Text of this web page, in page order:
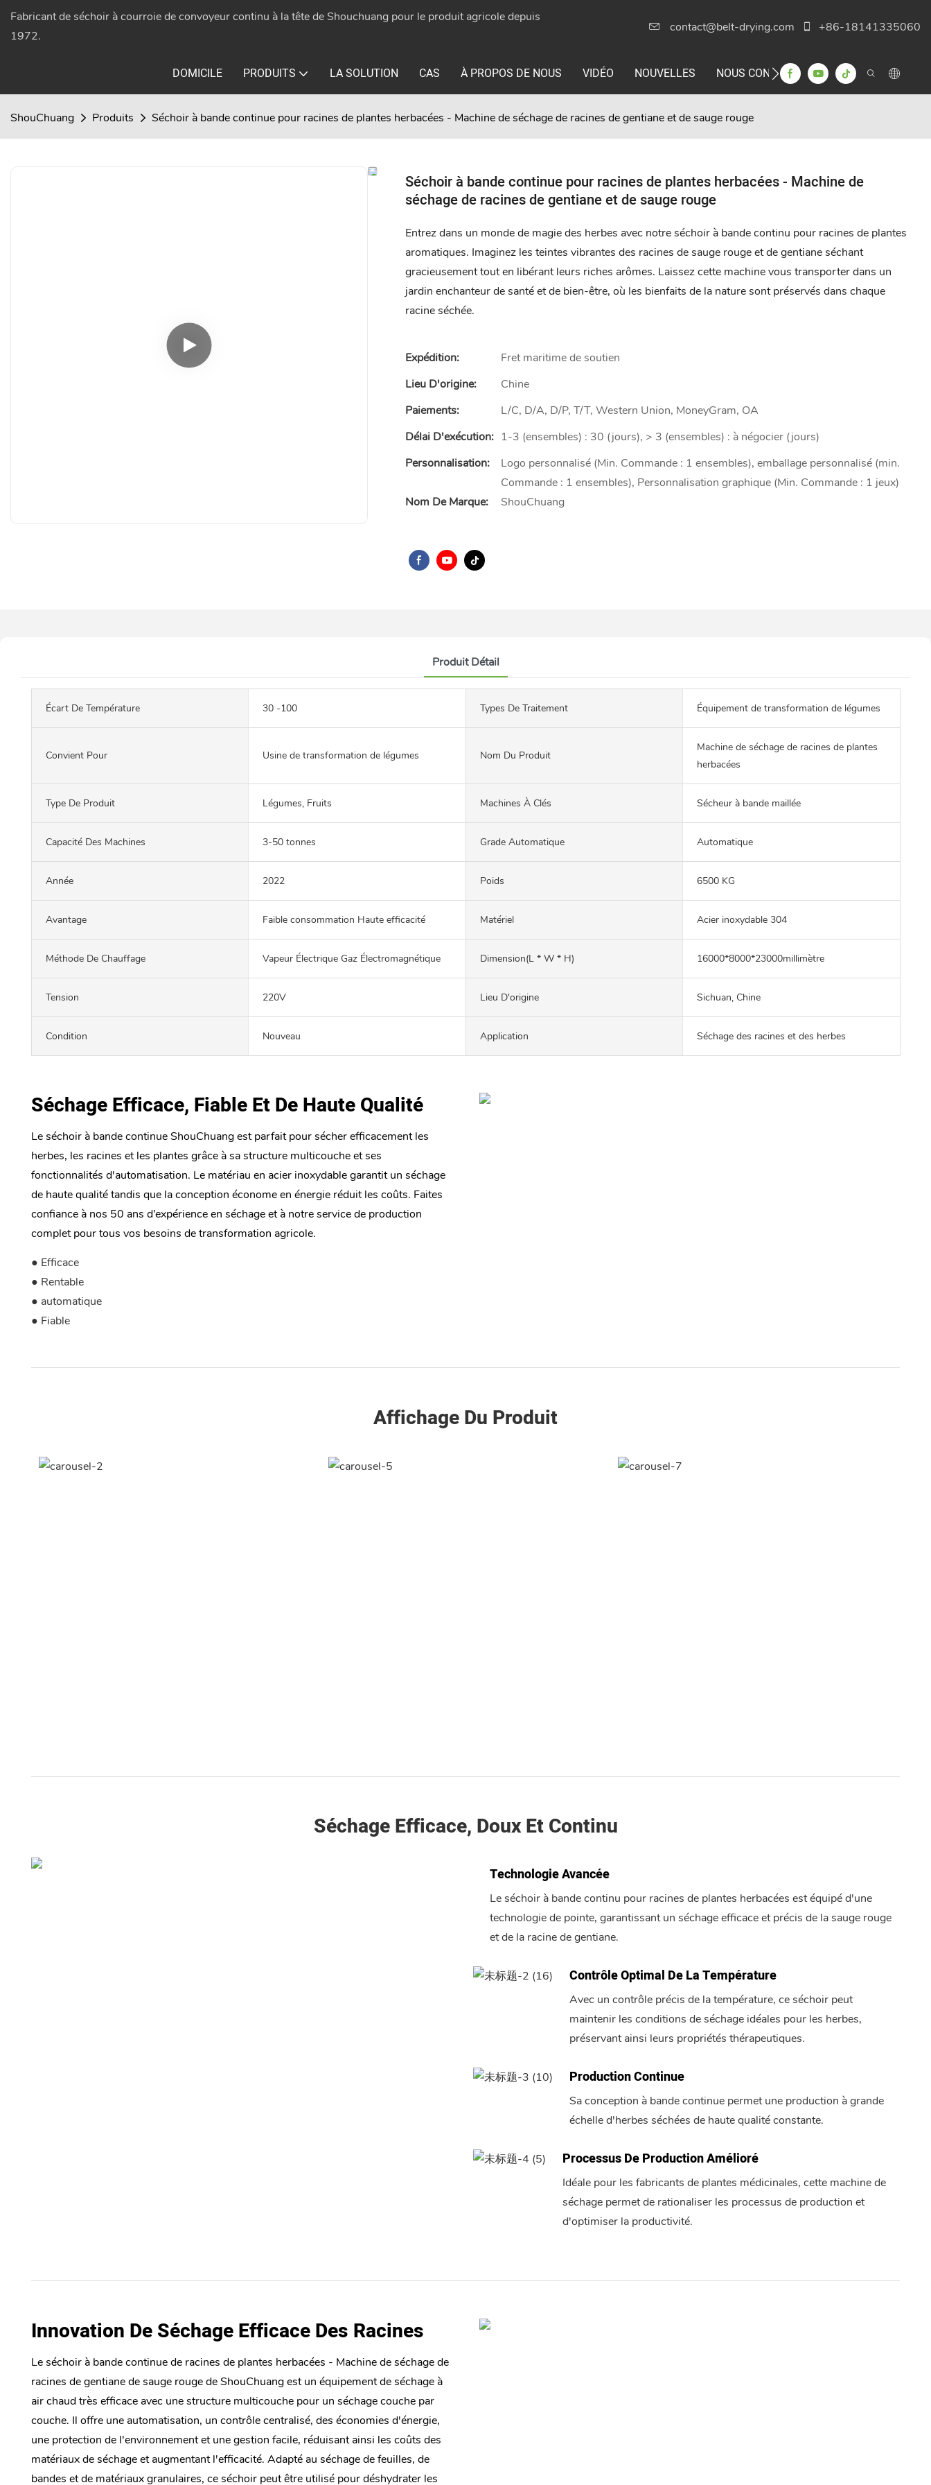
Fabricant de séchoir à courroie de convoyeur continu à la tête de Shouchuang pour le produit agricole depuis
1972.
contact@belt-drying.com +86-18141335060
DOMICILE PRODUITS LA SOLUTION CAS À PROPOS DE NOUS VIDÉO NOUVELLES NOUS CONTACTER
ShouChuang Produits Séchoir à bande continue pour racines de plantes herbacées - Machine de séchage de racines de gentiane et de sauge rouge
Séchoir à bande continue pour racines de plantes herbacées - Machine de
séchage de racines de gentiane et de sauge rouge
Entrez dans un monde de magie des herbes avec notre séchoir à bande continu pour racines de plantes
aromatiques. Imaginez les teintes vibrantes des racines de sauge rouge et de gentiane séchant
gracieusement tout en libérant leurs riches arômes. Laissez cette machine vous transporter dans un
jardin enchanteur de santé et de bien-être, où les bienfaits de la nature sont préservés dans chaque
racine séchée.
Expédition:
Fret maritime de soutien
Lieu D'origine:
Chine
Paiements:
L/C, D/A, D/P, T/T, Western Union, MoneyGram, OA
Délai D'exécution: 1-3 (ensembles) : 30 (jours), > 3 (ensembles) : à négocier (jours)
Personnalisation:
Logo personnalisé (Min. Commande : 1 ensembles), emballage personnalisé (min.
Commande : 1 ensembles), Personnalisation graphique (Min. Commande : 1 jeux)
Nom De Marque:
ShouChuang
Produit Détail
Écart De Température 30 -100 Types De Traitement Équipement de transformation de légumes
Convient Pour Usine de transformation de légumes Nom Du Produit
Machine de séchage de racines de plantes
herbacées
Type De Produit Légumes, Fruits Machines À Clés Sécheur à bande maillée
Capacité Des Machines 3-50 tonnes Grade Automatique Automatique
Année 2022 Poids 6500 KG
Avantage Faible consommation Haute efficacité Matériel Acier inoxydable 304
Méthode De Chauffage Vapeur Électrique Gaz Électromagnétique Dimension(L * W * H) 16000*8000*23000millimètre
Tension 220V Lieu D'origine Sichuan, Chine
Condition Nouveau Application Séchage des racines et des herbes
Séchage Efficace, Fiable Et De Haute Qualité
Le séchoir à bande continue ShouChuang est parfait pour sécher efficacement les
herbes, les racines et les plantes grâce à sa structure multicouche et ses
fonctionnalités d'automatisation. Le matériau en acier inoxydable garantit un séchage
de haute qualité tandis que la conception économe en énergie réduit les coûts. Faites
confiance à nos 50 ans d’expérience en séchage et à notre service de production
complet pour tous vos besoins de transformation agricole.
● Efficace
● Rentable
● automatique
● Fiable
Affichage Du Produit
Séchage Efficace, Doux Et Continu
Technologie Avancée
Le séchoir à bande continu pour racines de plantes herbacées est équipé d'une
technologie de pointe, garantissant un séchage efficace et précis de la sauge rouge
et de la racine de gentiane.
Contrôle Optimal De La Température
Avec un contrôle précis de la température, ce séchoir peut
maintenir les conditions de séchage idéales pour les herbes,
préservant ainsi leurs propriétés thérapeutiques.
Production Continue
Sa conception à bande continue permet une production à grande
échelle d'herbes séchées de haute qualité constante.
Processus De Production Amélioré
Idéale pour les fabricants de plantes médicinales, cette machine de
séchage permet de rationaliser les processus de production et
d'optimiser la productivité.
Innovation De Séchage Efficace Des Racines
Le séchoir à bande continue de racines de plantes herbacées - Machine de séchage de
racines de gentiane de sauge rouge de ShouChuang est un équipement de séchage à
air chaud très efficace avec une structure multicouche pour un séchage couche par
couche. Il offre une automatisation, un contrôle centralisé, des économies d'énergie,
une protection de l'environnement et une gestion facile, réduisant ainsi les coûts des
matériaux de séchage et augmentant l'efficacité. Adapté au séchage de feuilles, de
bandes et de matériaux granulaires, ce séchoir peut être utilisé pour déshydrater les